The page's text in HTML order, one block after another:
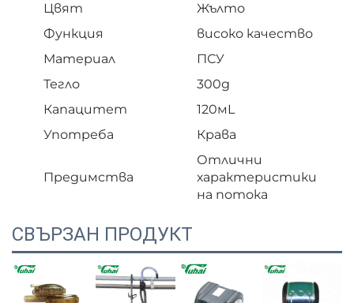
Цвят
Жълто
Функция
високо качество
Материал
ПСУ
Тегло
300g
Капацитет
120мL
Употреба
Крава
Предимства
Отлични
характеристики
на потока
СВЪРЗАН ПРОДУКТ